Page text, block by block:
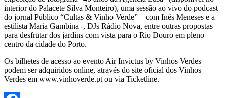
interior do Palacete Silva Monteiro), uma sessão ao vivo do podcast
do jornal Público “Cultas & Vinho Verde” – com Inês Meneses e a
estilista Maria Gambina -, DJs Rádio Nova, entre outras propostas
para desfrutar dos jardins com vista para o Rio Douro em pleno
centro da cidade do Porto.
Os bilhetes de acesso ao evento Air Invictus by Vinhos Verdes
podem ser adquiridos online, através do site oficial dos Vinhos
Verdes em www.vinhoverde.pt ou via Ticketline.